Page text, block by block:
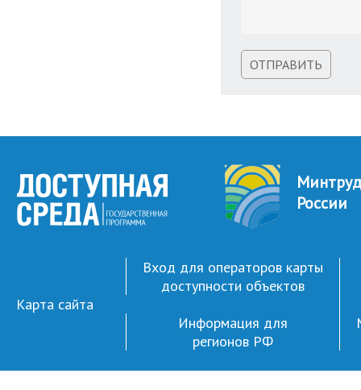
ОТПРАВИТЬ
Минтруд
России
Карта сайта
Вход для операторов карты
доступности объектов
Информация для
регионов РФ